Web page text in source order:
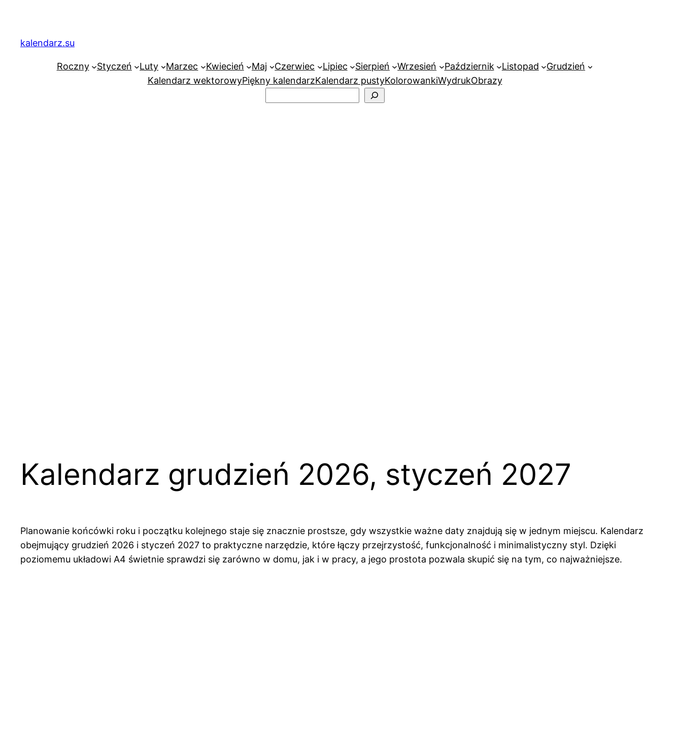
treścikalendarz.su
Roczny Styczeń Luty Marzec Kwiecień Maj Czerwiec Lipiec Sierpień Wrzesień Październik Listopad
Grudzień
Kalendarz wektorowyPiękny kalendarzKalendarz pustyKolorowankiWydrukObrazy
Kalendarz grudzień 2026, styczeń 2027
Planowanie końcówki roku i początku kolejnego staje się znacznie prostsze, gdy wszystkie ważne daty znajdują się w jednym miejscu. Kalendarz
obejmujący grudzień 2026 i styczeń 2027 to praktyczne narzędzie, które łączy przejrzystość, funkcjonalność i minimalistyczny styl. Dzięki
poziomemu układowi A4 świetnie sprawdzi się zarówno w domu, jak i w pracy, a jego prostota pozwala skupić się na tym, co najważniejsze.